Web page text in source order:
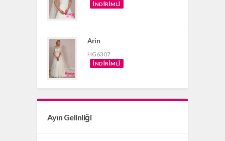
İNDIRIMLI
Arin
HG6307
İNDIRIMLI
Ayın Gelinliği